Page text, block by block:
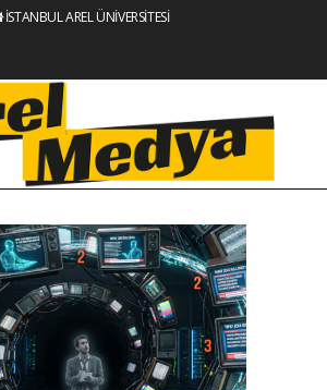
İSTANBUL AREL ÜNİVERSİTESİ